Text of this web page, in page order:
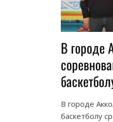
В городе
В городе
баскетболу